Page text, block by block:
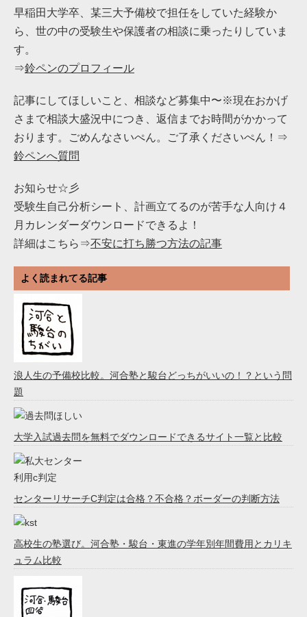
早稲田大学卒、某三大予備校で担任をしていた経験か
ら、世の中の受験生や保護者の相談に乗ったりしていま
す。
⇒鈴ペンのプロフィール
記事にしてほしいこと、相談など募集中〜※現在おかげ
さまで相談大盛況中につき、返信までお時間がかかって
おります。ごめんなさいぺん。ご了承くださいぺん！⇒
鈴ペンへ質問
お知らせ☆彡
受験生自己分析シート、計画立てるのが苦手な人向け４
月カレンダーダウンロードできるよ！
詳細はこちら⇒不安に打ち勝つ方法の記事
よく読まれてる記事
浪人生の予備校比較。河合塾と駿台どっちがいいの！？という問
題
大学入試過去問を無料でダウンロードできるサイト一覧と比較
センターリサーチC判定は合格？不合格？ボーダーの判断方法
高校生の塾選び。河合塾・駿台・東進の学年別年間費用とカリキ
ュラム比較